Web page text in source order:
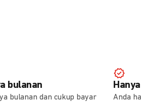
bulanan
bulanan dan cukup bayar
Anda